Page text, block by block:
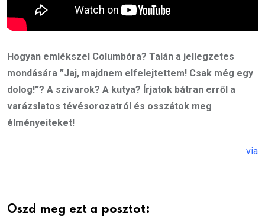
Hogyan emlékszel Columbóra? Talán a jellegzetes
mondására ”Jaj, majdnem elfelejtettem! Csak még egy
dolog!”? A szivarok? A kutya? Írjatok bátran erről a
varázslatos tévésorozatról és osszátok meg
élményeiteket!
via
Oszd meg ezt a posztot: